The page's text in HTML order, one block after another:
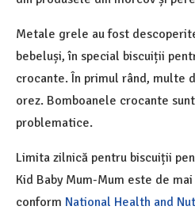
Metale grele au fost
bebeluși, în special biscuiții
crocante. În primul rând, multe
orez. Bomboanele crocante
problematice.
Limita zilnică pentru biscuiții
Kid Baby Mum-Mum este de
conform National Health and